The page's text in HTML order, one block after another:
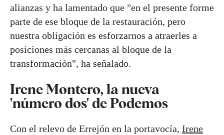
alianzas y ha lamentado que "en el presente forme
parte de ese bloque de la restauración, pero
nuestra obligación es esforzarnos a atraerles a
posiciones más cercanas al bloque de la
transformación", ha señalado.
Irene Montero, la nueva
'número dos' de Podemos
Con el relevo de Errejón en la portavocía, Irene